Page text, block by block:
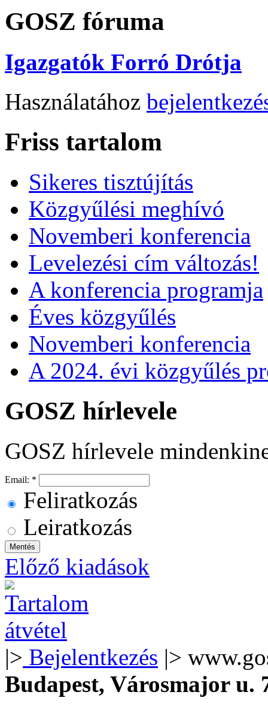
GOSZ fóruma
Igazgatók Forró Drótja
Használatához
Friss tartalom
Sikeres tisztújítás
Közgyűlési meghívó
Novemberi konferencia
Levelezési cím változás!
A konferencia programja
Éves közgyűlés
Novemberi konferencia
A 2024. évi közgyűlés
GOSZ hírlevele
GOSZ hírlevele
Email: *
Feliratkozás
Leiratkozás
Előző kiadások
|> Bejelentkezés |>
Budapest, Városmajor u.